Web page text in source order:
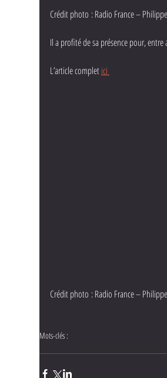
Crédit photo : Radio France –
Il a profité de sa présence pour,
L’article complet ici
Crédit photo : Radio France –
Mots-clés :